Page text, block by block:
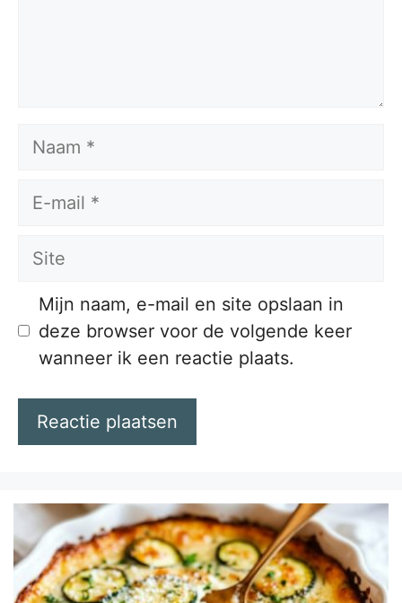
Naam
E-
Site
Mijn naam, e-mail en site opslaan in
deze browser voor de volgende keer
wanneer ik een reactie plaats.